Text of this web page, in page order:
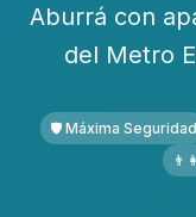
Aburrá con
del Metro
🛡️ Máxima Seguridad